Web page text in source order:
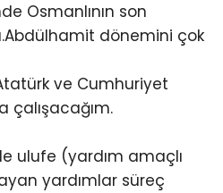
Osmanlının son
dönemini çok
ve Cumhuriyet
çalışacağım.
ulufe (yardım amaçlı
yardımlar süreç